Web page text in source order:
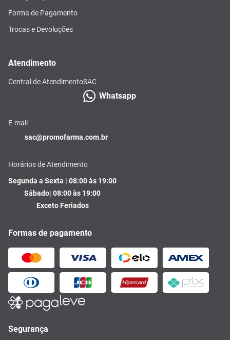
Forma de Pagamento
Trocas e Devoluções
Atendimento
Central de AtendimentoSAC
Whatsapp
E-mail
sac@promofarma.com.br
Horários de Atendimento
Segunda a Sexta | 08:00 às 19:00
Sábado| 08:00 às 19:00
Exceto Feriados
Formas de pagamento
Segurança